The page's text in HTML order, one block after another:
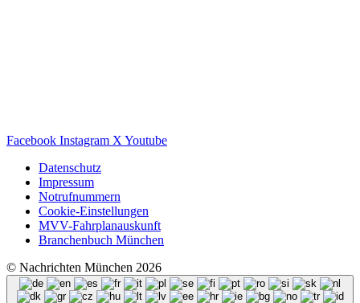
Facebook Instagram X Youtube
Datenschutz
Impressum
Notrufnummern
Cookie-Einstellungen
MVV-Fahrplanauskunft
Branchenbuch München
© Nachrichten München 2026